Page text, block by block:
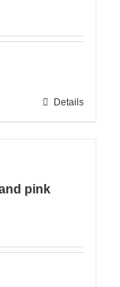
Details
pink